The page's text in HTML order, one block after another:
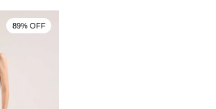
89% OFF